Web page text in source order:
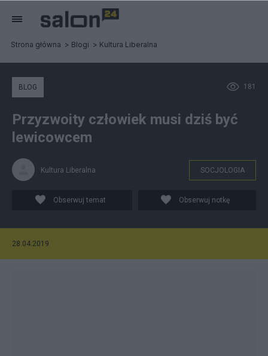
Strona główna Blogi Kultura Liberalna
181
BLOG
Przyzwoity człowiek musi dziś być
lewicowcem
Kultura Liberalna SOCJOLOGIA
Obserwuj temat Obserwuj notkę
28.04.2019